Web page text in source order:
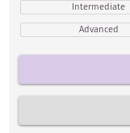
Intermediate
Advanced